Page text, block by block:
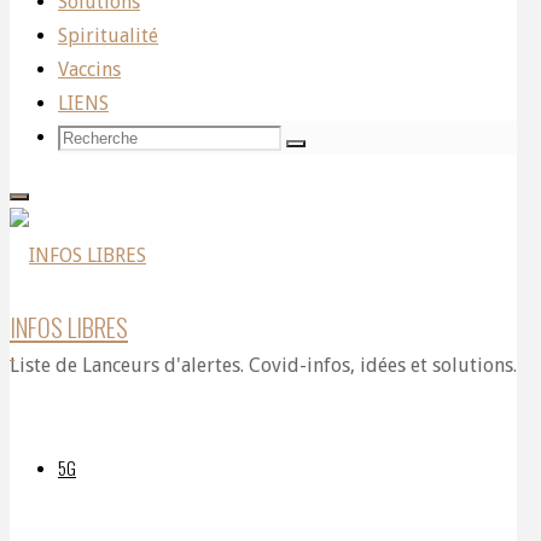
Spiritualité
Vaccins
LIENS
Recherche
Recherche
Recherche
INFOS LIBRES
Liste de Lanceurs d'alertes. Covid-infos, idées et solutions.
5G
inconstitutionnel
et donc
invalide et
inopérant
article